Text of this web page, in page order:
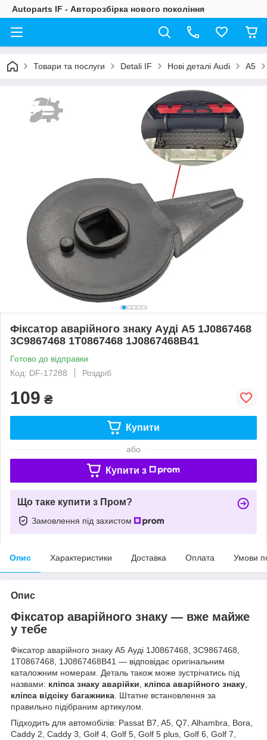
Autoparts IF - Авторозбірка нового покоління
Товари та послуги Detali IF Нові деталі Audi A5
Фіксатор аварійного знаку Ауді А5 1J0867468
3C9867468 1T0867468 1J0867468B41
Готово до відправки
Код: DF-17288
Роздріб
109 ₴
Купити
або
Купити з
Що таке купити з Пром?
Замовлення під захистом
Опис Характеристики Доставка Оплата Умови
Опис
Фіксатор аварійного знаку — вже майже
у тебе
Фіксатор аварійного знаку А5 Ауді 1J0867468, 3C9867468,
1T0867468, 1J0867468B41 — відповідає оригінальним
каталожним номерам. Деталь також може зустрічатись під
назвами: кліпса знаку аварійки, кліпса аварійного знаку,
кліпса відсіку багажника. Штатне встановлення за
правильно підібраним артикулом.
Підходить для автомобілів: Passat B7, A5, Q7, Alhambra, Bora,
Caddy 2, Caddy 3, Golf 4, Golf 5, Golf 5 plus, Golf 6, Golf 7,